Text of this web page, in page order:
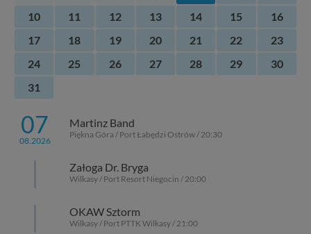
10
11 12 13 14 15
16
17
18 19 20 21 22
23
24
25 26 27 28 29
30
31
07
08.2026
Martinz Band
Piękna Góra / Port Łabędzi Ostrów / 20:30
Załoga Dr. Bryga
Wilkasy / Port Resort Niegocin / 20:00
OKAW Sztorm
Wilkasy / Port PTTK Wilkasy / 21:00